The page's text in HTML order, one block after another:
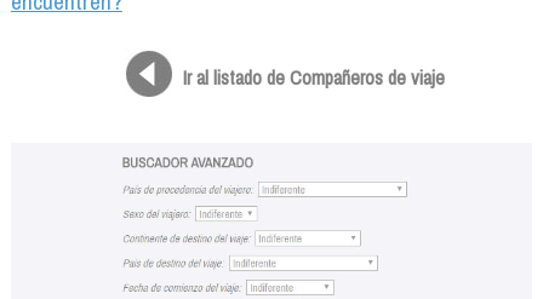
Ir al listado de Compañeros de viaje